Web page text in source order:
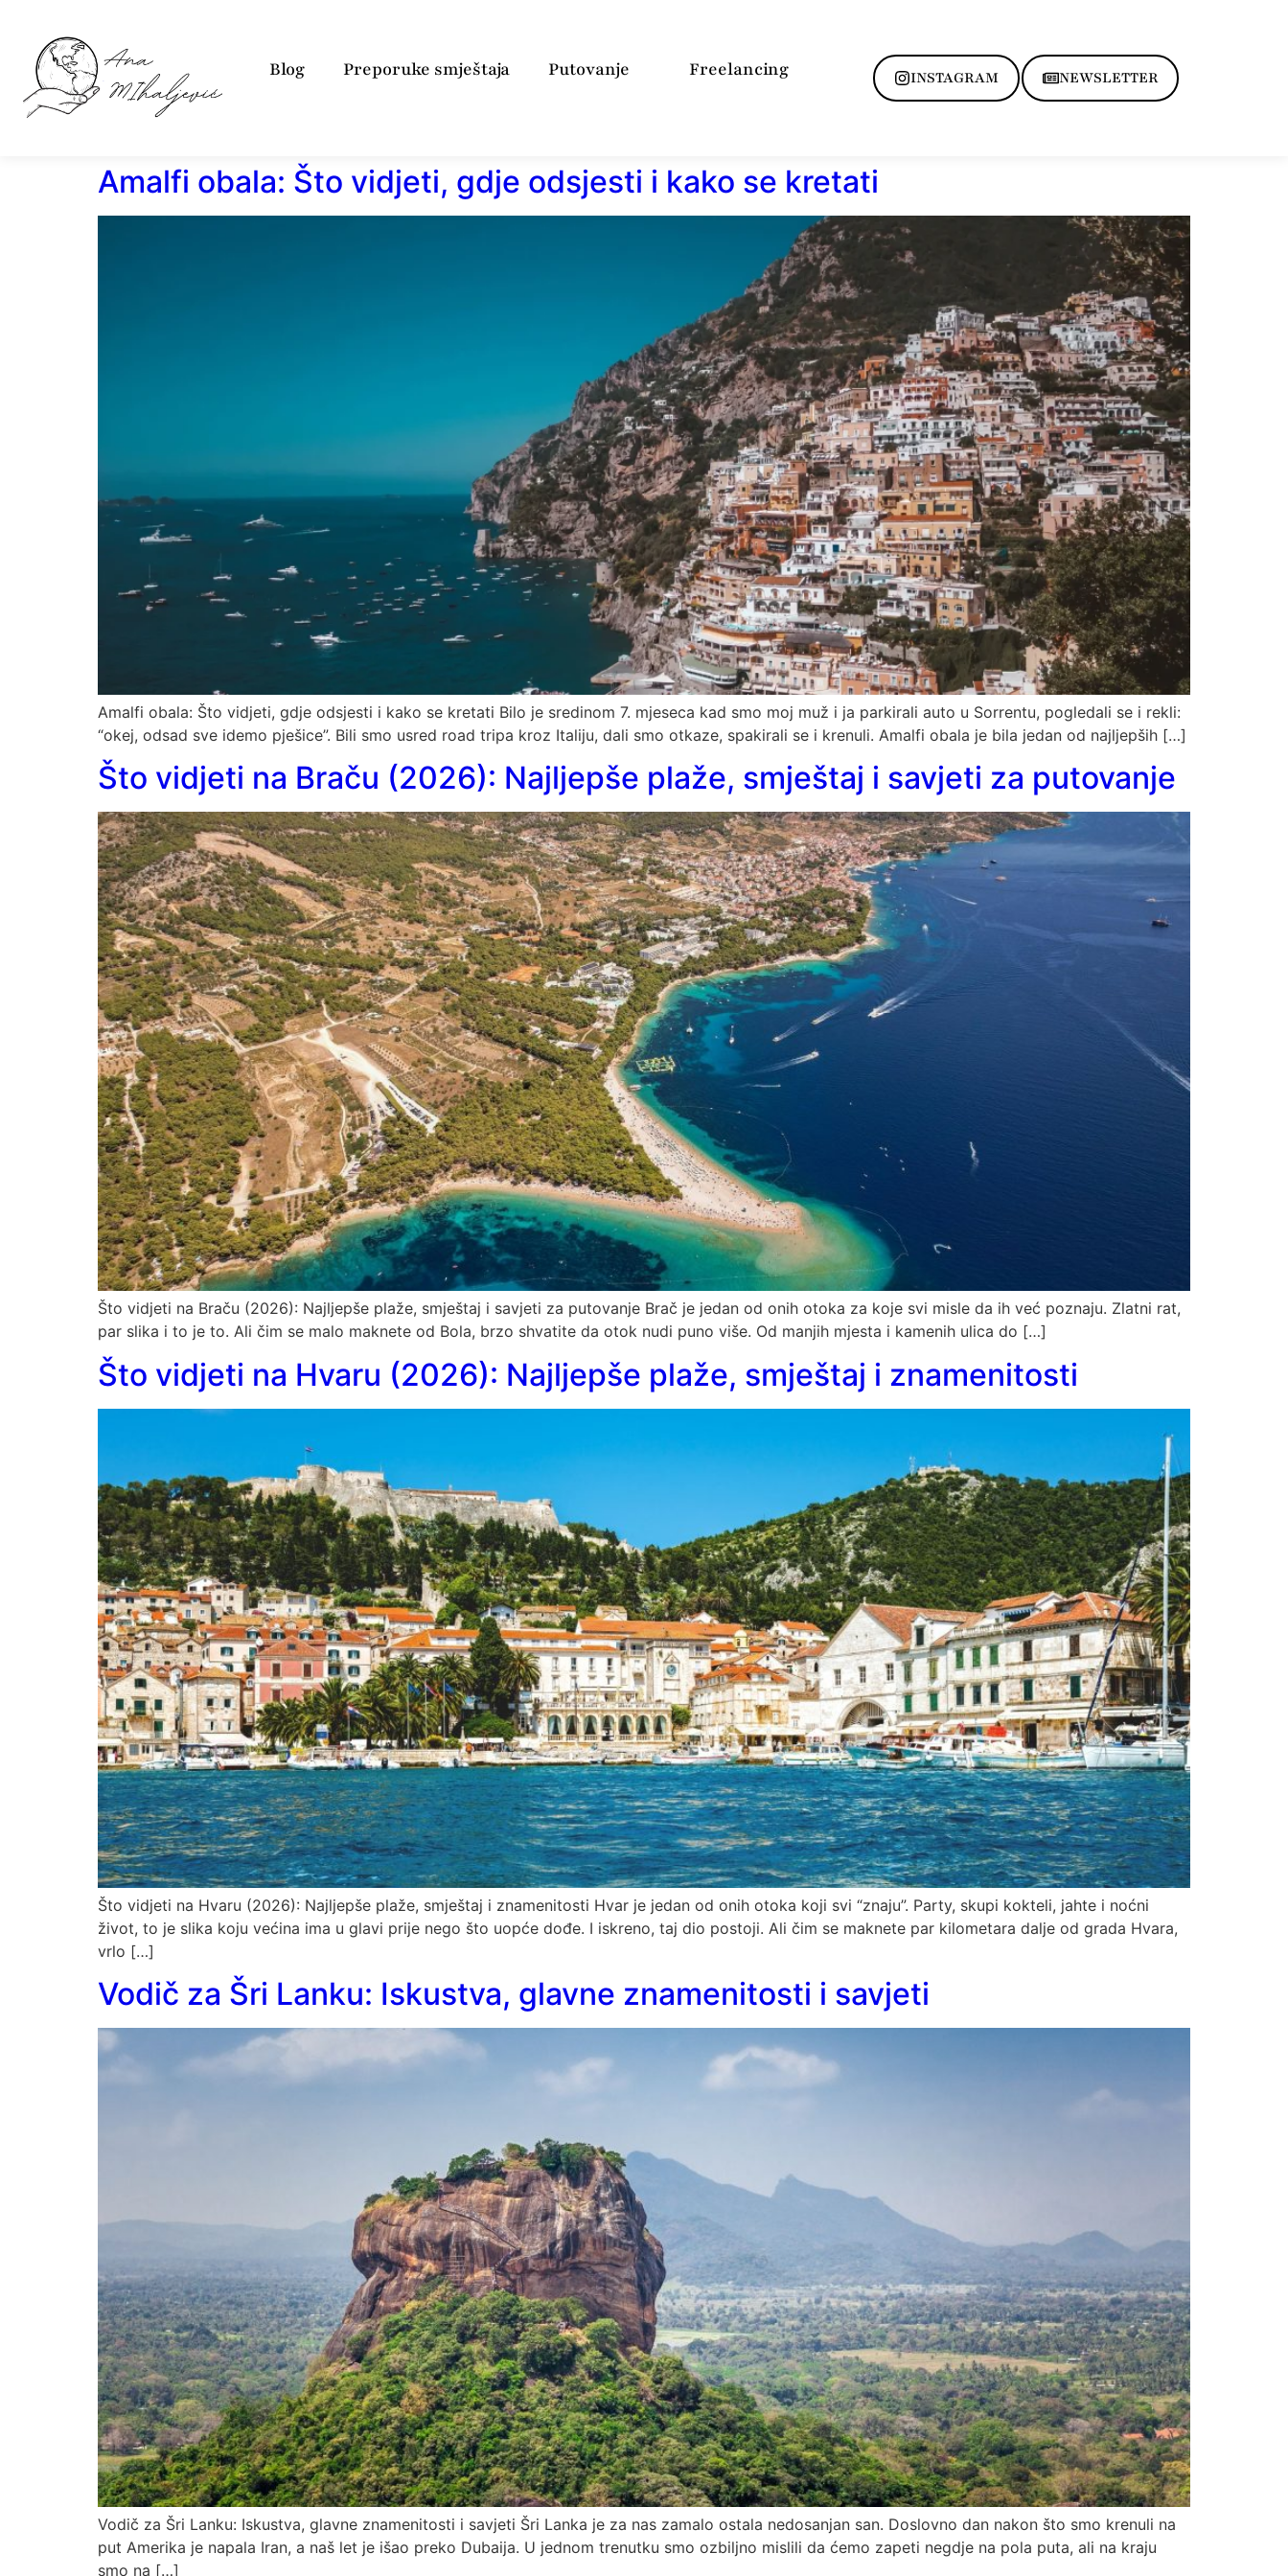
Blog Preporuke smještaja Putovanje Freelancing INSTAGRAM NEWSLETTER
Amalfi obala: Što vidjeti, gdje odsjesti i kako se kretati
Amalfi obala: Što vidjeti, gdje odsjesti i kako se kretati Bilo je sredinom 7. mjeseca kad smo moj muž i ja parkirali auto u Sorrentu, pogledali se i rekli:
“okej, odsad sve idemo pješice”. Bili smo usred road tripa kroz Italiju, dali smo otkaze, spakirali se i krenuli. Amalfi obala je bila jedan od najljepših […]
Što vidjeti na Braču (2026): Najljepše plaže, smještaj i savjeti za putovanje
Što vidjeti na Braču (2026): Najljepše plaže, smještaj i savjeti za putovanje Brač je jedan od onih otoka za koje svi misle da ih već poznaju. Zlatni rat,
par slika i to je to. Ali čim se malo maknete od Bola, brzo shvatite da otok nudi puno više. Od manjih mjesta i kamenih ulica do […]
Što vidjeti na Hvaru (2026): Najljepše plaže, smještaj i znamenitosti
Što vidjeti na Hvaru (2026): Najljepše plaže, smještaj i znamenitosti Hvar je jedan od onih otoka koji svi “znaju”. Party, skupi kokteli, jahte i noćni
život, to je slika koju većina ima u glavi prije nego što uopće dođe. I iskreno, taj dio postoji. Ali čim se maknete par kilometara dalje od grada Hvara,
vrlo […]
Vodič za Šri Lanku: Iskustva, glavne znamenitosti i savjeti
Vodič za Šri Lanku: Iskustva, glavne znamenitosti i savjeti Šri Lanka je za nas zamalo ostala nedosanjan san. Doslovno dan nakon što smo krenuli na
put Amerika je napala Iran, a naš let je išao preko Dubaija. U jednom trenutku smo ozbiljno mislili da ćemo zapeti negdje na pola puta, ali na kraju
smo na […]